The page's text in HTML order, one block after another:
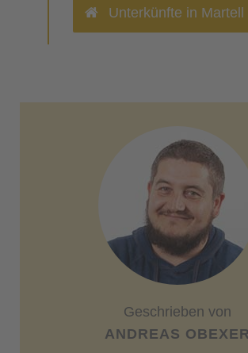
Unterkünfte in Martell
Geschrieben von
ANDREAS OBEXER